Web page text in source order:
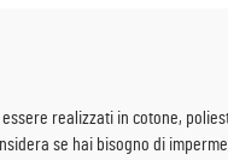
realizzati in cotone,
se hai bisogno di